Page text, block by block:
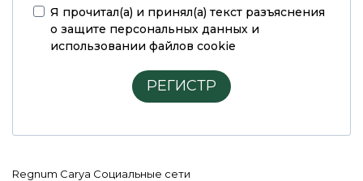
Я прочитал(а) и принял(а) текст разъяснения
о защите персональных данных и
использовании файлов cookie
РЕГИСТР
Regnum Carya Социальные сети